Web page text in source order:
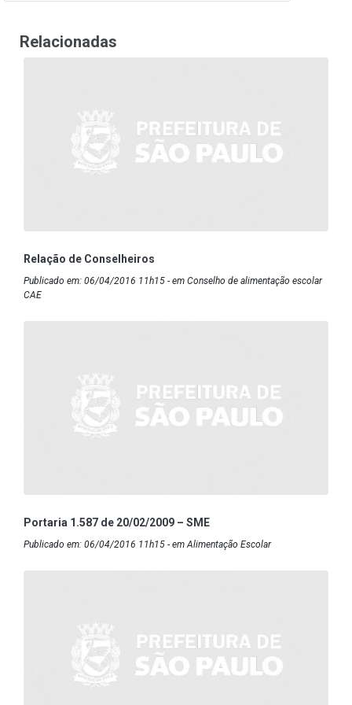
Relacionadas
Relação de Conselheiros
Publicado em: 06/04/2016 11h15 - em Conselho de alimentação escolar
CAE
Portaria 1.587 de 20/02/2009 – SME
Publicado em: 06/04/2016 11h15 - em Alimentação Escolar